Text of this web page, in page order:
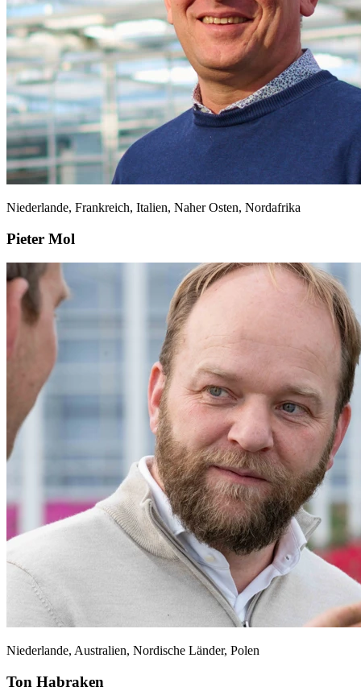
Niederlande, Frankreich, Italien, Naher Osten, Nordafrika
Pieter Mol
Niederlande, Australien, Nordische Länder, Polen
Ton Habraken